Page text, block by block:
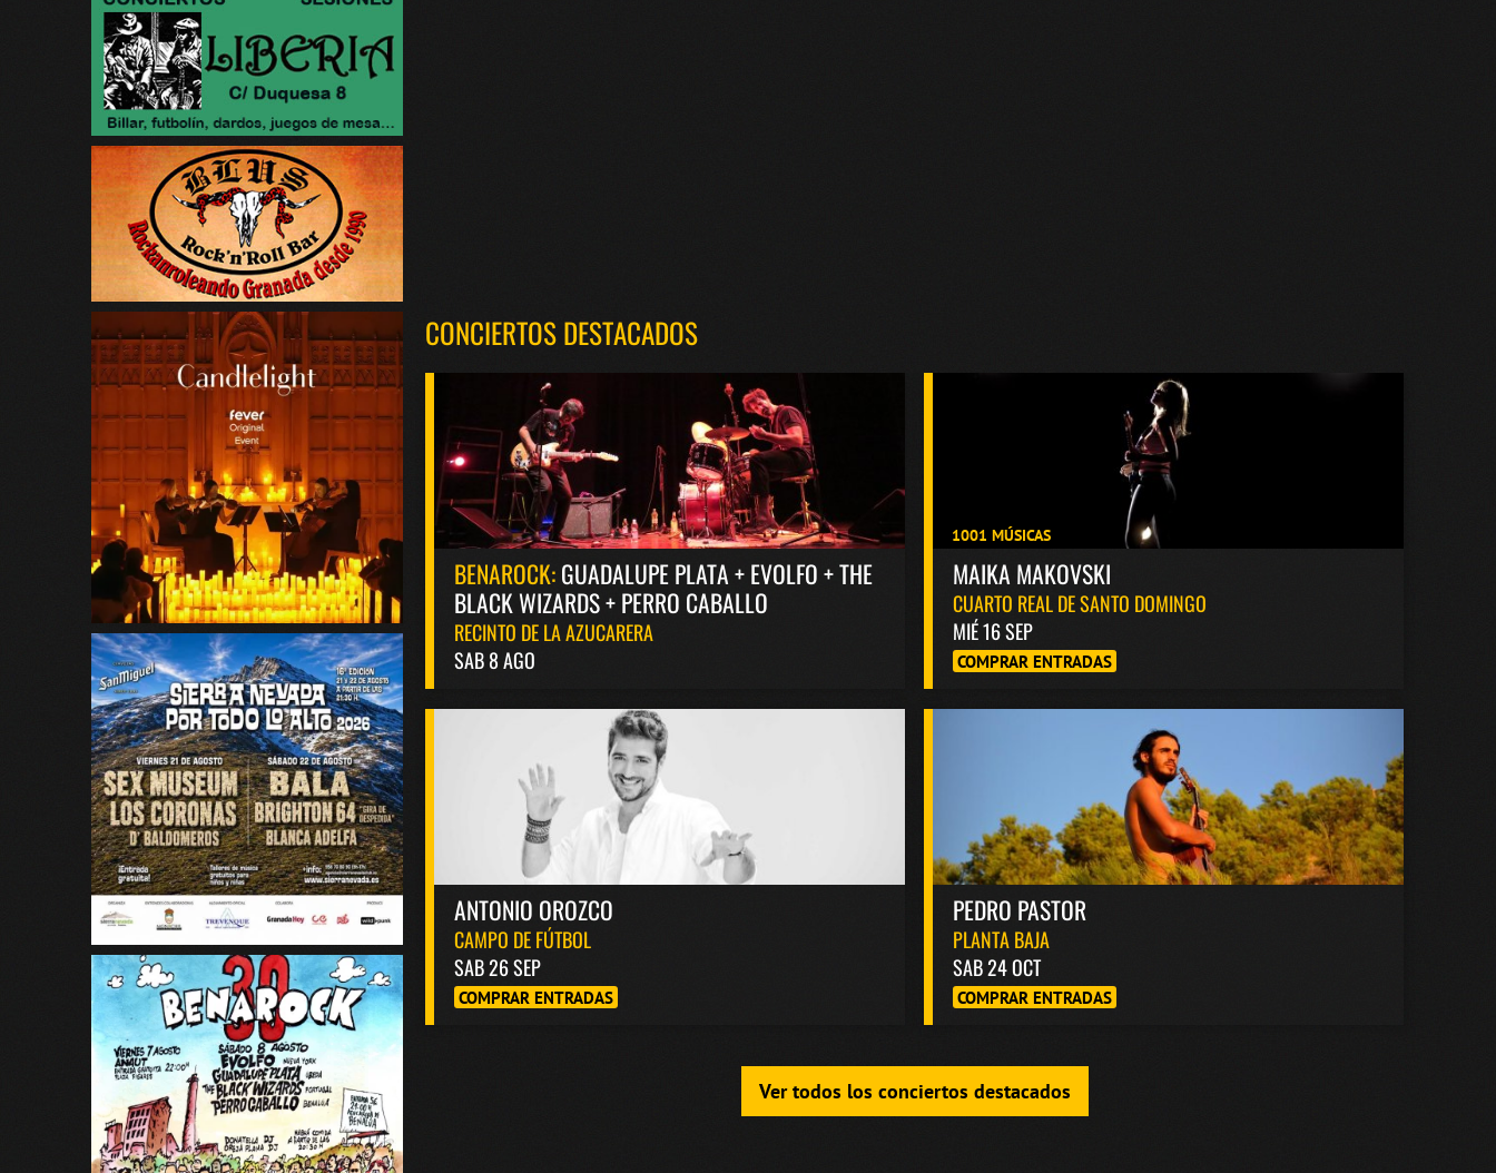
CONCIERTOS DESTACADOS
BENAROCK:GUADALUPE PLATA + EVOLFO + THE
BLACK WIZARDS + PERRO CABALLO
RECINTO DE LA AZUCARERA
SAB 8 AGO
1001 MÚSICAS
MAIKA MAKOVSKI
CUARTO REAL DE SANTO DOMINGO
MIÉ 16 SEP
COMPRAR ENTRADAS
ANTONIO OROZCO
CAMPO DE FÚTBOL
SAB 26 SEP
COMPRAR ENTRADAS
PEDRO PASTOR
PLANTA BAJA
SAB 24 OCT
COMPRAR ENTRADAS
Ver todos los conciertos destacados